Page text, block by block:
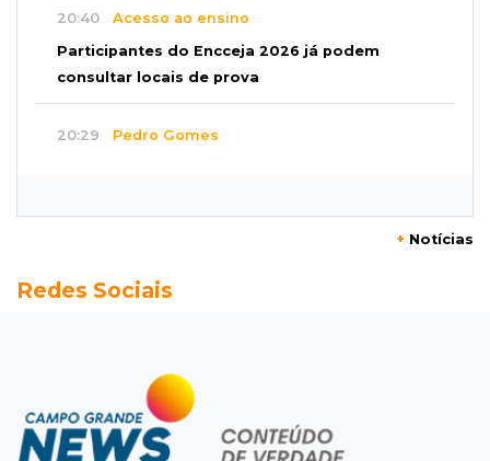
20:40 Acesso ao ensino
Participantes do Encceja 2026 já podem
consultar locais de prova
20:29 Pedro Gomes
Pantanal treina em Goiânia antes de jogo que
Campeonato Brasileiro
Remo busca empate com Atlético-MG e segue
na zona de rebaixamento
+ Notícias
Redes Sociais